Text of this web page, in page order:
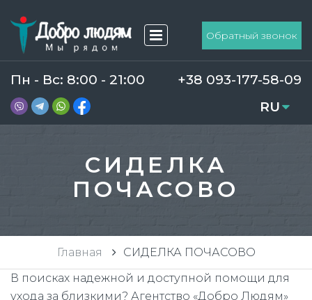
Обратный звонок
Пн - Вс: 8:00 - 21:00
+38 093-177-58-09
RU
UA
СИДЕЛКА
ПОЧАСОВО
Главная
СИДЕЛКА ПОЧАСОВО
В поисках надежной и доступной помощи для
ухода за близкими? Агентство «Добро Людям»